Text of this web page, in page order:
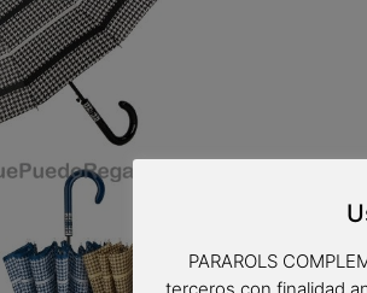
PARAROLS